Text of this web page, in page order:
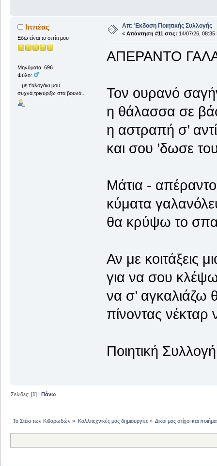
Ιππέας
Εδώ είναι το σπίτι μου
Μηνύματα: 696
Φύλο:
...με τ'αλογάκι μου
συχνά,τριγυρίζω στα βουνά..
Απ: Έκδοση Ποιητικής Συλλογής
« Απάντηση #11 στις: 14/07/26, 08:35
ΑΠΕΡΑΝΤΟ
Τον ουρανό
η θάλασσα σε
η αστραπή σ’
και σου ’δωσε
Μάτια -
κύματα
θα κρύψω το
Αν με κοιτάξεις
για να σου
να σ’
πίνοντας
Ποιητική
Σελίδες: [1]Πάνω
Το Στέκι των Κιθαρωδών » Καλλιτεχνικές μας δημιουργίες» Δικοί μας στίχοι και